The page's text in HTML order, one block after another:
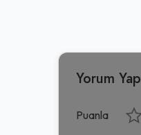
Yorum Yap
Puanla